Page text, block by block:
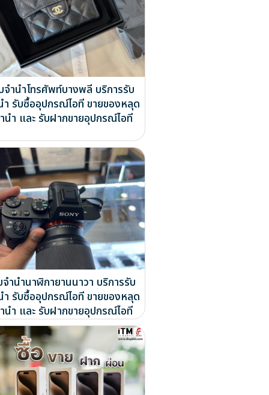
จำนำโทรศัพท์บางพลี บริการรับ
ำ รับซื้ออุปกรณ์ไอที ขายของหลุด
นำ และ รับฝากขายอุปกรณ์ไอที
ำนำนาฬิกายานนาวา บริการรับ
ำ รับซื้ออุปกรณ์ไอที ขายของหลุด
นำ และ รับฝากขายอุปกรณ์ไอที